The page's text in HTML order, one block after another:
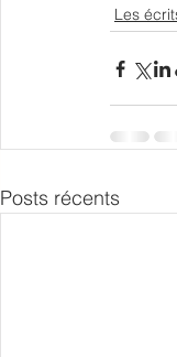
Les
Posts récents